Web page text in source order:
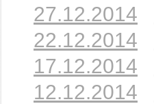
27.12.2014
22.12.2014
17.12.2014
12.12.2014